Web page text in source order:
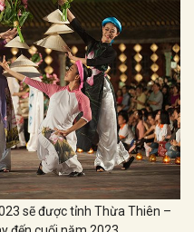
sẽ được tỉnh Thừa Thiên –